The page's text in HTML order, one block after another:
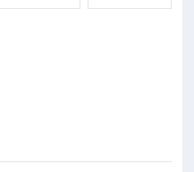
因工程、蛋白核酸及PCR实